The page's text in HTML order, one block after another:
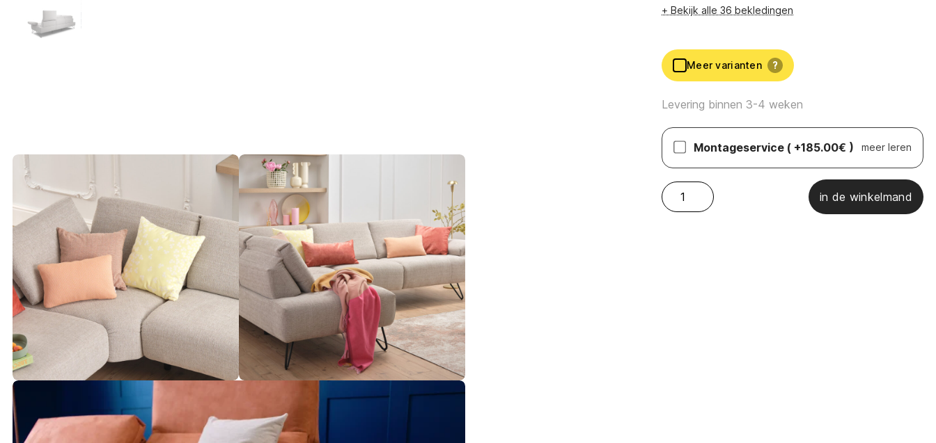
+ Bekijk alle 36 bekledingen
Meer varianten ?
Levering binnen 3-4 weken
Montageservice ( +185.00€ ) meer leren
Sensoo - Cosy2 hoekbank links quantity
in de winkelmand